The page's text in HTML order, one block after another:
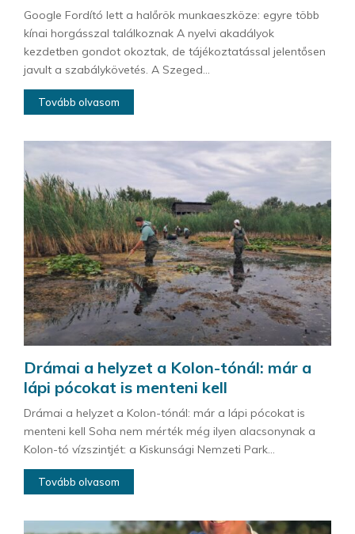
Google Fordító lett a halőrök munkaeszköze: egyre több
kínai horgásszal találkoznak A nyelvi akadályok
kezdetben gondot okoztak, de tájékoztatással jelentősen
javult a szabálykövetés. A Szeged...
Tovább olvasom
Drámai a helyzet a Kolon-tónál: már a
lápi pócokat is menteni kell
Drámai a helyzet a Kolon-tónál: már a lápi pócokat is
menteni kell Soha nem mérték még ilyen alacsonynak a
Kolon-tó vízszintjét: a Kiskunsági Nemzeti Park...
Tovább olvasom